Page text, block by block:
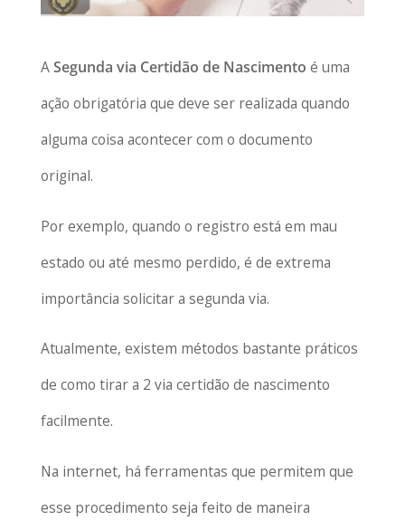
ASegunda via Certidão de Nascimento é uma
ação obrigatória que deve ser realizada quando
alguma coisa acontecer com o documento
original.
Por exemplo, quando o registro está em mau
estado ou até mesmo perdido, é de extrema
importância solicitar a segunda via.
Atualmente, existem métodos bastante práticos
de como tirar a 2 via certidão de nascimento
facilmente.
Na internet, há ferramentas que permitem que
esse procedimento seja feito de maneira